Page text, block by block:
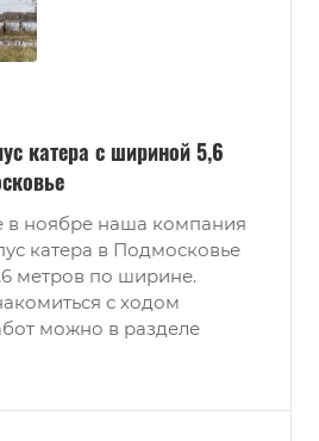
катера с шириной 5,6
в ноябре наша компания
катера в Подмосковье
метров по ширине.
с ходом
можно в разделе